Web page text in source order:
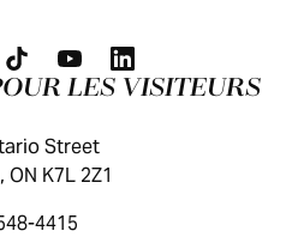
LES VISITEURS
Street
K7L 2Z1
4415